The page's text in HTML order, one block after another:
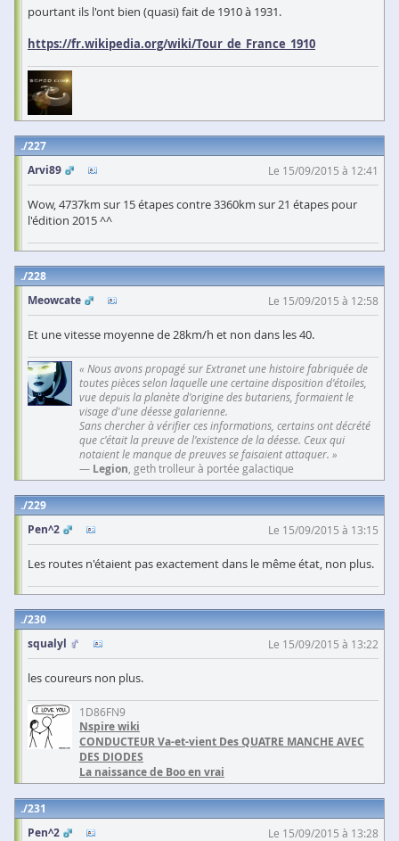
pourtant ils l'ont bien (quasi) fait de 1910 à 1931.
https://fr.wikipedia.org/wiki/Tour_de_France_1910
227
Arvi89
Le 15/09/2015 à 12:41
Wow, 4737km sur 15 étapes contre 3360km sur 21 étapes pour
l'édition 2015 ^^
228
Meowcate
Le 15/09/2015 à 12:58
Et une vitesse moyenne de 28km/h et non dans les 40.
« Nous avons propagé sur Extranet une histoire fabriquée de
toutes pièces selon laquelle une certaine disposition d'étoiles,
vue depuis la planète d'origine des butariens, formaient le
visage d'une déesse galarienne.
Sans chercher à vérifier ces informations, certains ont décrété
que c'était la preuve de l'existence de la déesse. Ceux qui
notaient le manque de preuves se faisaient attaquer. »
— Legion , geth trolleur à portée galactique
229
Pen^2
Le 15/09/2015 à 13:15
Les routes n'étaient pas exactement dans le même état, non plus.
230
squalyl
Le 15/09/2015 à 13:22
les coureurs non plus.
1D86FN9
Nspire wiki
CONDUCTEUR Va-et-vient Des QUATRE MANCHE AVEC
DES DIODES
La naissance de Boo en vrai
231
Pen^2
Le 15/09/2015 à 13:28